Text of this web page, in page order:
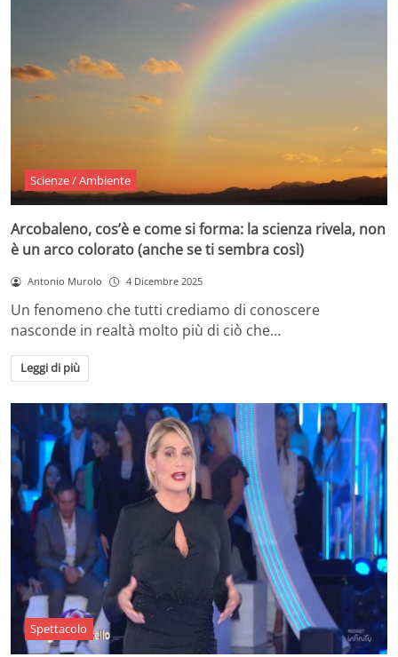
Scienze / Ambiente
Arcobaleno, cos’è e come si forma: la scienza rivela, non
è un arco colorato (anche se ti sembra così)
Antonio Murolo 4 Dicembre 2025
Un fenomeno che tutti crediamo di conoscere
nasconde in realtà molto più di ciò che…
Leggi di più
Spettacolo